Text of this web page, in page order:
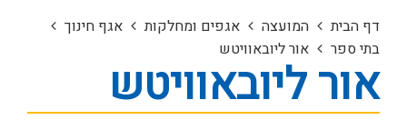
דף הבית המועצה אגפים ומחלקות
אגף חינוך
בתי ספר
אור ליובאוויטש
אור ליובאוויטש